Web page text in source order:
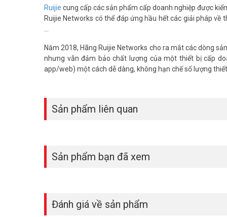
mà, không giật lag. Không còn lo lắng về việc mất kết nối
Ruijie cung cấp các sản phẩm cấp doanh nghiệp được
Ruijie Networks có thể đáp ứng hầu hết các giải pháp về
Năm 2018, Hãng Ruijie Networks cho ra mắt các dòng
nhưng vẫn đảm bảo chất lượng của một thiết bị cấp
app/web) một cách dễ dàng, không hạn chế số lượng
Sản phẩm liên quan
Sản phẩm bạn đã xem
Đánh giá về sản phẩm